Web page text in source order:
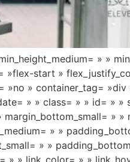
» »
»flex-start »
»no » container_tag= »div
» » class= » » id= » »
» »
» »
» »
» link_color= » »